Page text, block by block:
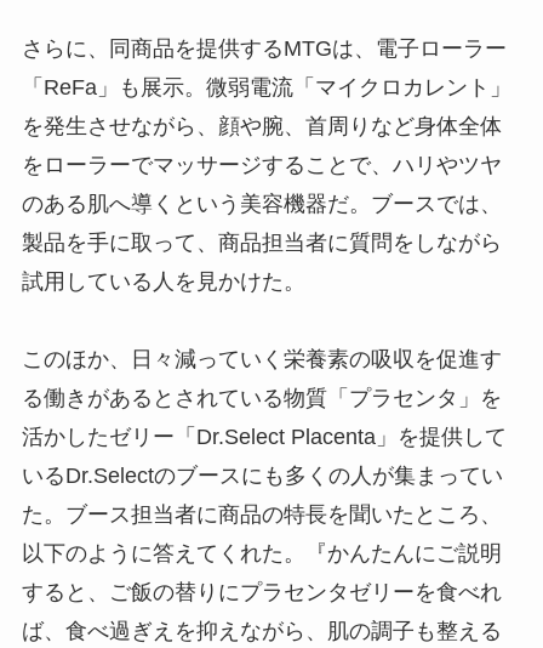
さらに、同商品を提供するMTGは、電子ローラー
「ReFa」も展示。微弱電流「マイクロカレント」
を発生させながら、顔や腕、首周りなど身体全体
をローラーでマッサージすることで、ハリやツヤ
のある肌へ導くという美容機器だ。ブースでは、
製品を手に取って、商品担当者に質問をしながら
試用している人を見かけた。
このほか、日々減っていく栄養素の吸収を促進す
る働きがあるとされている物質「プラセンタ」を
活かしたゼリー「Dr.Select Placenta」を提供して
いるDr.Selectのブースにも多くの人が集まってい
た。ブース担当者に商品の特長を聞いたところ、
以下のように答えてくれた。『かんたんにご説明
すると、ご飯の替りにプラセンタゼリーを食べれ
ば、食べ過ぎえを抑えながら、肌の調子も整える